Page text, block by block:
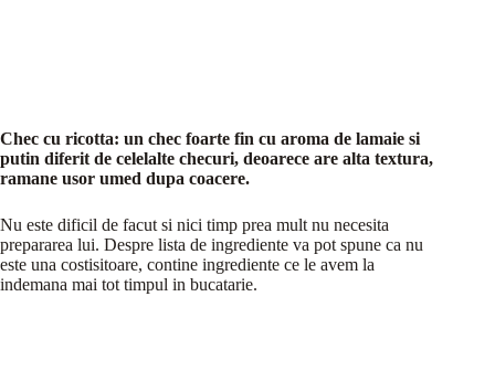
Chec cu ricotta: un chec foarte fin cu aroma de lamaie si
putin diferit de celelalte checuri, deoarece are alta textura,
ramane usor umed dupa coacere.
Nu este dificil de facut si nici timp prea mult nu necesita
prepararea lui. Despre lista de ingrediente va pot spune ca nu
este una costisitoare, contine ingrediente ce le avem la
indemana mai tot timpul in bucatarie.